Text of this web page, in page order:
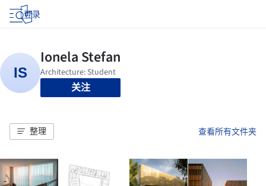
登录
关注
整理 查看所有文件夹